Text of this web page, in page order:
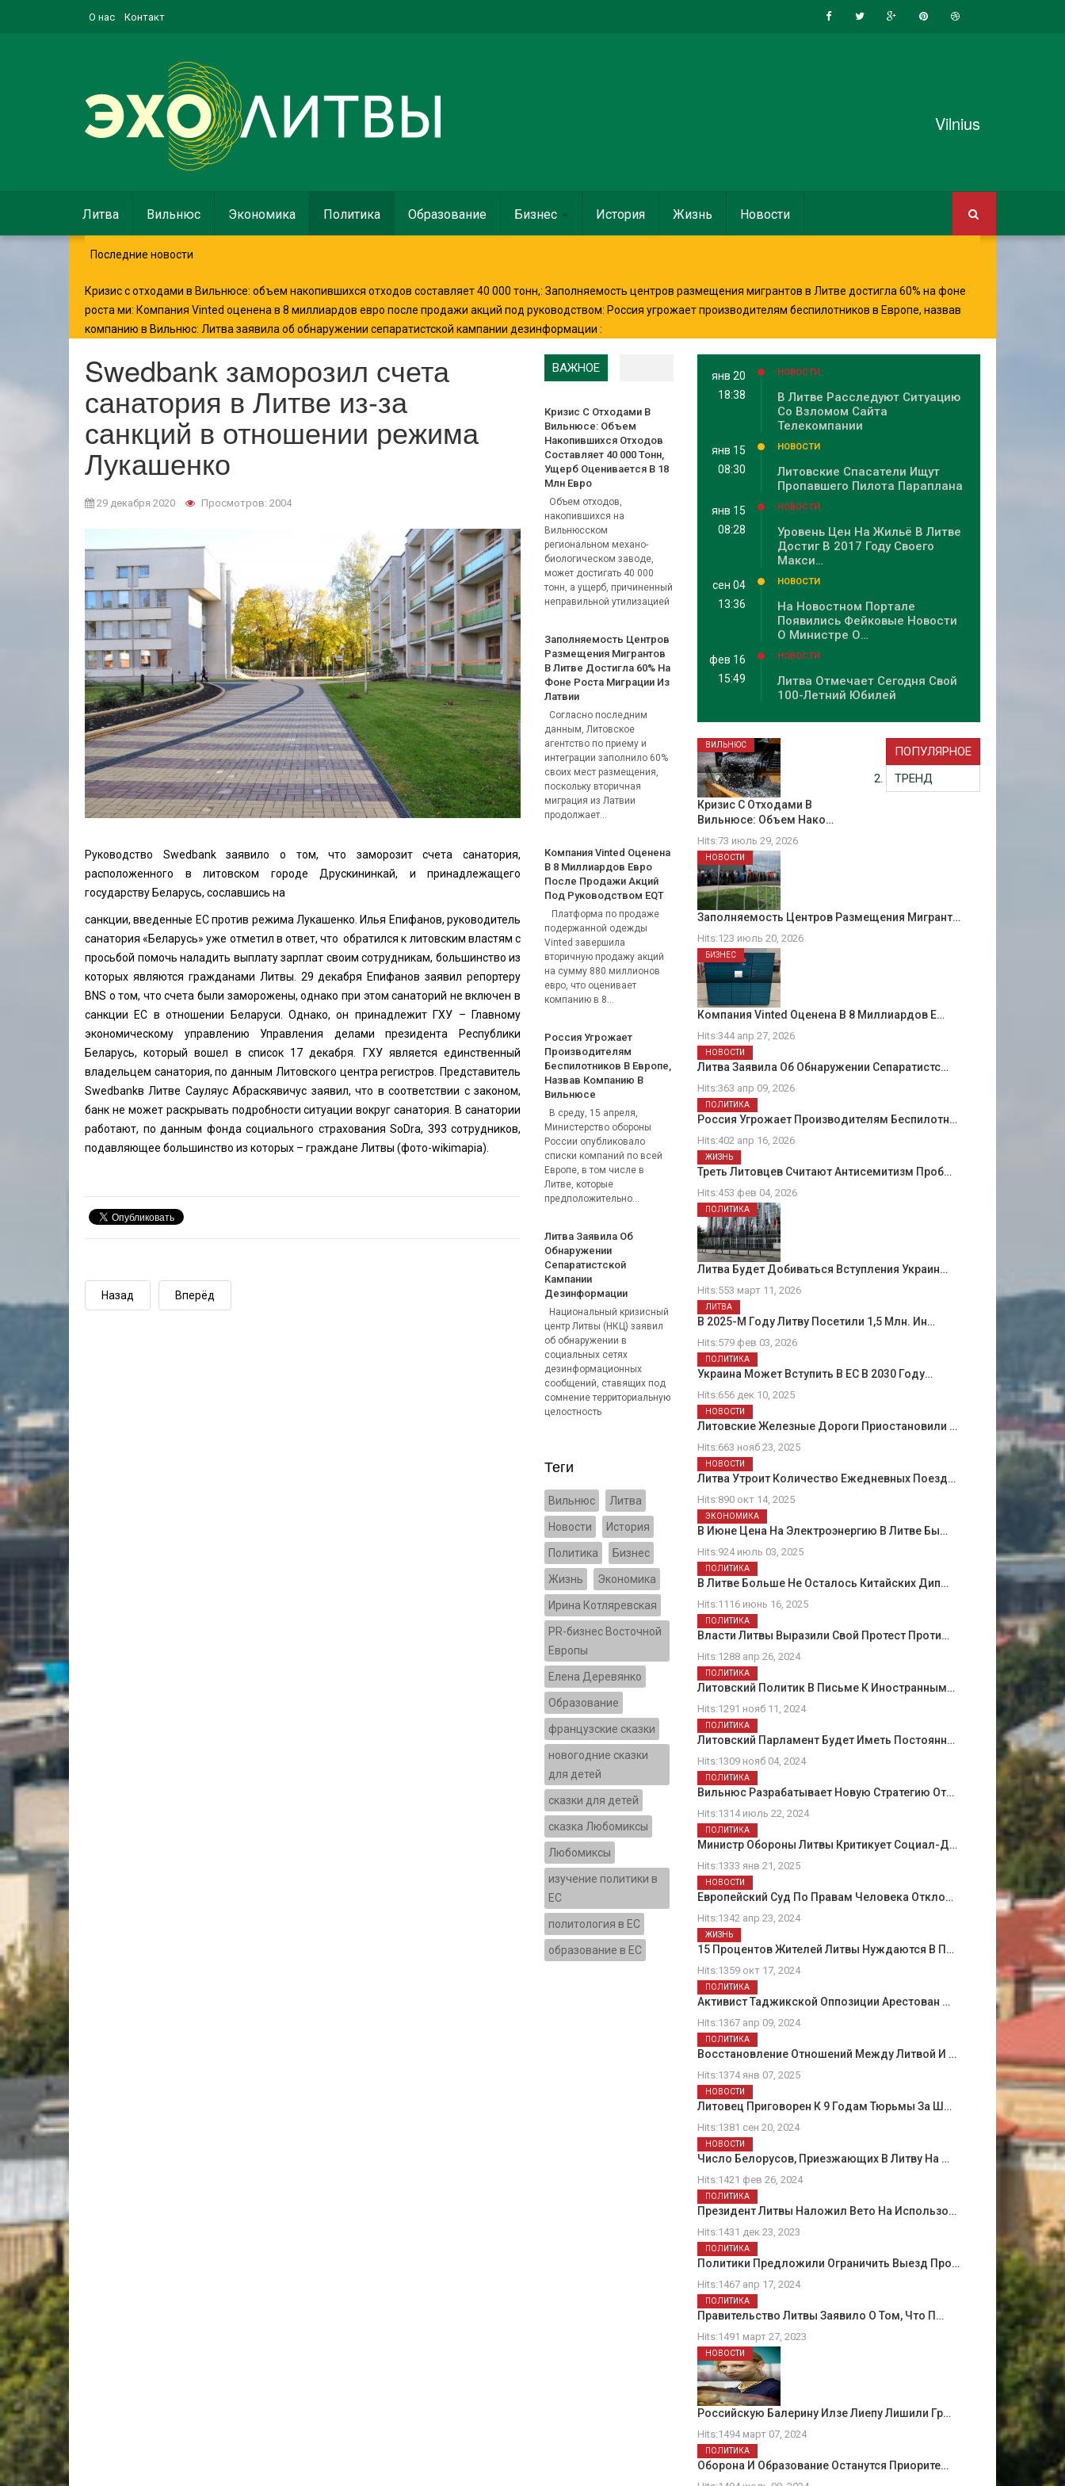
О нас Контакт
Vilnius
Литва Вильнюс Экономика Политика Образование Бизнес История Жизнь Новости
Последние новости
Кризис с отходами в Вильнюсе: объем накопившихся отходов составляет 40 000 тонн,: Заполняемость центров размещения мигрантов в Литве достигла 60% на фоне
роста ми: Компания Vinted оценена в 8 миллиардов евро после продажи акций под руководством: Россия угрожает производителям беспилотников в Европе, назвав
компанию в Вильнюс: Литва заявила об обнаружении сепаратистской кампании дезинформации :
Swedbank заморозил счета
санатория в Литве из-за
санкций в отношении режима
Лукашенко
29 декабря 2020 Просмотров: 2004
Руководство Swedbank заявило о том, что заморозит счета санатория,
расположенного в литовском городе Друскининкай, и принадлежащего
государству Беларусь, сославшись на
санкции, введенные ЕС против режима Лукашенко. Илья Епифанов, руководитель
санатория «Беларусь» уже отметил в ответ, что обратился к литовским властям с
просьбой помочь наладить выплату зарплат своим сотрудникам, большинство из
которых являются гражданами Литвы. 29 декабря Епифанов заявил репортеру
BNS о том, что счета были заморожены, однако при этом санаторий не включен в
санкции ЕС в отношении Беларуси. Однако, он принадлежит ГХУ – Главному
экономическому управлению Управления делами президента Республики
Беларусь, который вошел в список 17 декабря. ГХУ является единственный
владельцем санатория, по данным Литовского центра регистров. Представитель
Swedbankв Литве Сауляус Абраскявичус заявил, что в соответствии с законом,
банк не может раскрывать подробности ситуации вокруг санатория. В санатории
работают, по данным фонда социального страхования SoDra, 393 сотрудников,
подавляющее большинство из которых – граждане Литвы (фото-wikimapia).
Назад Вперёд
ВАЖНОЕ
Кризис С Отходами В
Вильнюсе: Объем
Накопившихся Отходов
Составляет 40 000 Тонн,
Ущерб Оценивается В 18
Млн Евро
Объем отходов,
накопившихся на
Вильнюсском
региональном механо-
биологическом заводе,
может достигать 40 000
тонн, а ущерб, причиненный
неправильной утилизацией
Заполняемость Центров
Размещения Мигрантов
В Литве Достигла 60% На
Фоне Роста Миграции Из
Латвии
Согласно последним
данным, Литовское
агентство по приему и
интеграции заполнило 60%
своих мест размещения,
поскольку вторичная
миграция из Латвии
продолжает...
Компания Vinted Оценена
В 8 Миллиардов Евро
После Продажи Акций
Под Руководством EQT
Платформа по продаже
подержанной одежды
Vinted завершила
вторичную продажу акций
на сумму 880 миллионов
евро, что оценивает
компанию в 8...
Россия Угрожает
Производителям
Беспилотников В Европе,
Назвав Компанию В
Вильнюсе
В среду, 15 апреля,
Министерство обороны
России опубликовало
списки компаний по всей
Европе, в том числе в
Литве, которые
предположительно...
Литва Заявила Об
Обнаружении
Сепаратистской
Кампании
Дезинформации
Национальный кризисный
центр Литвы (НКЦ) заявил
об обнаружении в
социальных сетях
дезинформационных
сообщений, ставящих под
сомнение территориальную
целостность
Теги
Вильнюс Литва
Новости История
Политика Бизнес
Жизнь Экономика
Ирина Котляревская
PR-бизнес Восточной
Европы
Елена Деревянко
Образование
французские сказки
новогодние сказки
для детей
сказки для детей
сказка Любомиксы
Любомиксы
изучение политики в
ЕС
политология в ЕС
образование в ЕС
янв 20
18:38
НОВОСТИ
В Литве Расследуют Ситуацию
Со Взломом Сайта
Телекомпании
янв 15
08:30
НОВОСТИ
Литовские Спасатели Ищут
Пропавшего Пилота Параплана
янв 15
08:28
НОВОСТИ
Уровень Цен На Жильё В Литве
Достиг В 2017 Году Своего
Макси…
сен 04
13:36
НОВОСТИ
На Новостном Портале
Появились Фейковые Новости
О Министре О…
фев 16
15:49
НОВОСТИ
Литва Отмечает Сегодня Свой
100-Летний Юбилей
ПОПУЛЯРНОЕ
ТРЕНД
Кризис С Отходами В
Вильнюсе: Объем Нако…
Hits:73 июль 29, 2026
ВИЛЬНЮС
Заполняемость Центров Размещения Мигрант…
Hits:123 июль 20, 2026
НОВОСТИ
Компания Vinted Оценена В 8 Миллиардов Е…
Hits:344 апр 27, 2026
БИЗНЕС
Литва Заявила Об Обнаружении Сепаратистс…
Hits:363 апр 09, 2026
НОВОСТИ
Россия Угрожает Производителям Беспилотн…
Hits:402 апр 16, 2026
ПОЛИТИКА
Треть Литовцев Считают Антисемитизм Проб…
Hits:453 фев 04, 2026
ЖИЗНЬ
Литва Будет Добиваться Вступления Украин…
Hits:553 март 11, 2026
ПОЛИТИКА
В 2025-М Году Литву Посетили 1,5 Млн. Ин…
Hits:579 фев 03, 2026
ЛИТВА
Украина Может Вступить В ЕС В 2030 Году…
Hits:656 дек 10, 2025
ПОЛИТИКА
Литовские Железные Дороги Приостановили …
Hits:663 нояб 23, 2025
НОВОСТИ
Литва Утроит Количество Ежедневных Поезд…
Hits:890 окт 14, 2025
НОВОСТИ
В Июне Цена На Электроэнергию В Литве Бы…
Hits:924 июль 03, 2025
ЭКОНОМИКА
В Литве Больше Не Осталось Китайских Дип…
Hits:1116 июнь 16, 2025
ПОЛИТИКА
Власти Литвы Выразили Свой Протест Проти…
Hits:1288 апр 26, 2024
ПОЛИТИКА
Литовский Политик В Письме К Иностранным…
Hits:1291 нояб 11, 2024
ПОЛИТИКА
Литовский Парламент Будет Иметь Постоянн…
Hits:1309 нояб 04, 2024
ПОЛИТИКА
Вильнюс Разрабатывает Новую Стратегию От…
Hits:1314 июль 22, 2024
ПОЛИТИКА
Министр Обороны Литвы Критикует Социал-Д…
Hits:1333 янв 21, 2025
ПОЛИТИКА
Европейский Суд По Правам Человека Откло…
Hits:1342 апр 23, 2024
НОВОСТИ
15 Процентов Жителей Литвы Нуждаются В П…
Hits:1359 окт 17, 2024
ЖИЗНЬ
Активист Таджикской Оппозиции Арестован …
Hits:1367 апр 09, 2024
ПОЛИТИКА
Восстановление Отношений Между Литвой И …
Hits:1374 янв 07, 2025
ПОЛИТИКА
Литовец Приговорен К 9 Годам Тюрьмы За Ш…
Hits:1381 сен 20, 2024
НОВОСТИ
Число Белорусов, Приезжающих В Литву На …
Hits:1421 фев 26, 2024
НОВОСТИ
Президент Литвы Наложил Вето На Использо…
Hits:1431 дек 23, 2023
ПОЛИТИКА
Политики Предложили Ограничить Выезд Про…
Hits:1467 апр 17, 2024
ПОЛИТИКА
Правительство Литвы Заявило О Том, Что П…
Hits:1491 март 27, 2023
ПОЛИТИКА
Российскую Балерину Илзе Лиепу Лишили Гр…
Hits:1494 март 07, 2024
НОВОСТИ
Оборона И Образование Останутся Приорите…
ПОЛИТИКА